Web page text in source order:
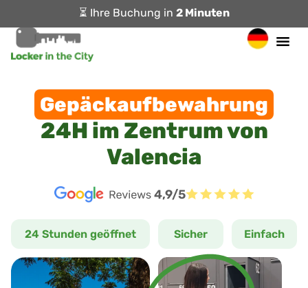
⏳ Ihre Buchung in 2 Minuten
Gepäckaufbewahrung
24H im Zentrum von
Valencia
4,9/5
Sicher Einfach
24 Stunden geöffnet